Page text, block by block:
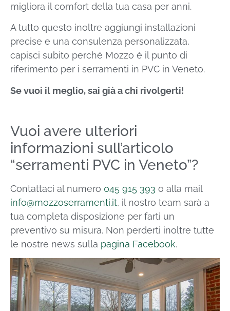
migliora il comfort della tua casa per anni.
A tutto questo inoltre aggiungi installazioni
precise e una consulenza personalizzata,
capisci subito perché Mozzo è il punto di
riferimento per i serramenti in PVC in Veneto.
Se vuoi il meglio, sai già a chi rivolgerti!
Vuoi avere ulteriori
informazioni sull’articolo
“serramenti PVC in Veneto”?
Contattaci al numero 045 915 393 o alla mail
info@mozzoserramenti.it, il nostro team sarà a
tua completa disposizione per farti un
preventivo su misura. Non perderti inoltre tutte
le nostre news sulla pagina Facebook.